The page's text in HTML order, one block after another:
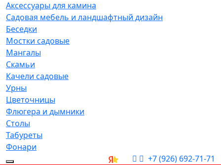
Аксессуары для камина
Садовая мебель и ландшафтный дизайн
Беседки
Мостки садовые
Мангалы
Скамьи
Качели садовые
Урны
Цветочницы
Флюгера и дымники
Столы
Табуреты
Фонари
+7 (926) 692-71-71